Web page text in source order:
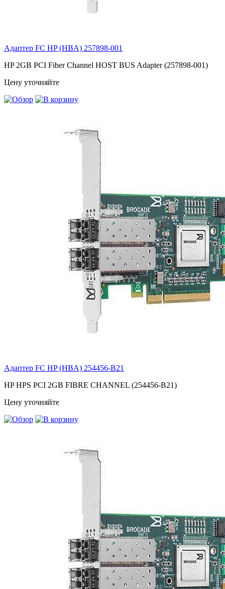
Адаптер FC HP (HBA) 257898-001
HP 2GB PCI Fiber Channel HOST BUS Adapter (257898-001)
Цену уточняйте
Адаптер FC HP (HBA) 254456-B21
HP HPS PCI 2GB FIBRE CHANNEL (254456-B21)
Цену уточняйте